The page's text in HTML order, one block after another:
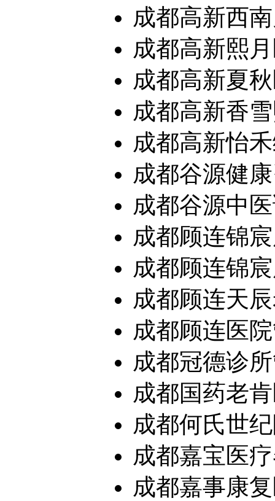
成都高新西
成都高新熙
成都高新夏
成都高新香
成都高新怡
成都谷源健
成都谷源中
成都顾连锦
成都顾连锦
成都顾连天
成都顾连医
成都冠德诊
成都国药老
成都何氏世
成都嘉宝医
成都嘉事康